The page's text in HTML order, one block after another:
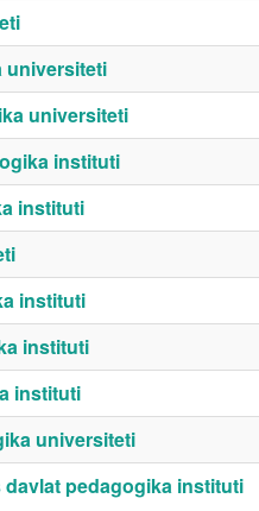
universiteti
universiteti
instituti
instituti
instituti
instituti
instituti
universiteti
pedagogika instituti